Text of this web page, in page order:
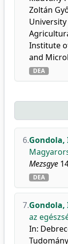
Zoltán
Institute
and
DEA
6.Gondola,
Mezsgye
DEA
7.Gondola,
az
In: